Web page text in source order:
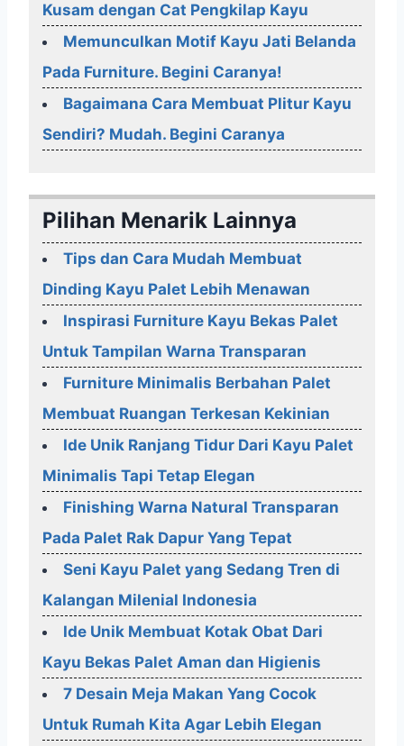
Kusam dengan Cat Pengkilap Kayu
Memunculkan Motif Kayu Jati Belanda
Pada Furniture. Begini Caranya!
Bagaimana Cara Membuat Plitur Kayu
Sendiri? Mudah. Begini Caranya
Pilihan Menarik Lainnya
Tips dan Cara Mudah Membuat
Dinding Kayu Palet Lebih Menawan
Inspirasi Furniture Kayu Bekas Palet
Untuk Tampilan Warna Transparan
Furniture Minimalis Berbahan Palet
Membuat Ruangan Terkesan Kekinian
Ide Unik Ranjang Tidur Dari Kayu Palet
Minimalis Tapi Tetap Elegan
Finishing Warna Natural Transparan
Pada Palet Rak Dapur Yang Tepat
Seni Kayu Palet yang Sedang Tren di
Kalangan Milenial Indonesia
Ide Unik Membuat Kotak Obat Dari
Kayu Bekas Palet Aman dan Higienis
7 Desain Meja Makan Yang Cocok
Untuk Rumah Kita Agar Lebih Elegan